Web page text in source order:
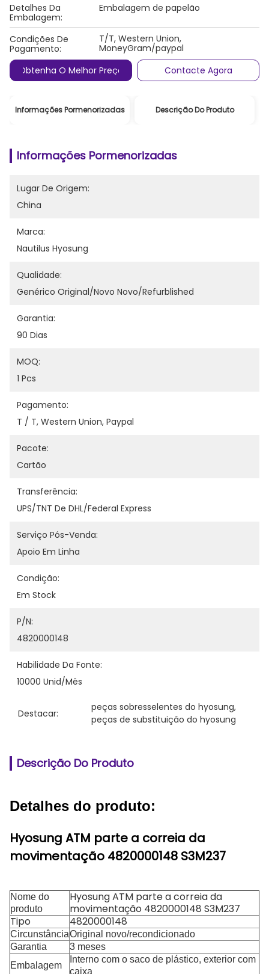
Detalhes Da
Embalagem:
Embalagem de papelão
Condições De
Pagamento:
T/T, Western Union,
MoneyGram/paypal
Obtenha O Melhor Preço
Contacte Agora
Informações Pormenorizadas Descrição Do Produto
Informações Pormenorizadas
Lugar De Origem:
China
Marca:
Nautilus Hyosung
Qualidade:
Genérico Original/novo Novo/refurblished
Garantia:
90 Dias
MOQ:
1 Pcs
Pagamento:
T / T, Western Union, Paypal
Pacote:
Cartão
Transferência:
UPS/TNT De DHL/Federal Express
Serviço Pós-Venda:
Apoio Em Linha
Condição:
Em Stock
P/N:
4820000148
Habilidade Da Fonte:
10000 Unid/mês
Destacar:
peças sobresselentes do hyosung,
peças de substituição do hyosung
Descrição Do Produto
Detalhes do produto:
Hyosung ATM parte a correia da
movimentação 4820000148 S3M237
Nome do
produto
Hyosung ATM parte a correia da
movimentação 4820000148 S3M237
Tipo
4820000148
CircunstânciaOriginal novo/recondicionado
Garantia
3 meses
Embalagem
Interno com o saco de plástico, exterior com
caixa